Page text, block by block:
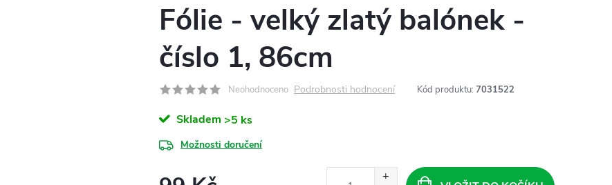
Fólie - velký zlatý balónek -
číslo 1, 86cm
Neohodnoceno Podrobnosti hodnocení Kód produktu: 7031522
Skladem >5 ks
Možnosti doručení